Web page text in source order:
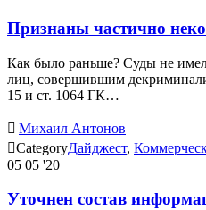
Признаны частично
Как было раньше? Суды не
лиц, совершившим
15 и ст. 1064 ГК…
 Михаил Антонов
CategoryДайджест,
05 05 '20
Уточнен состав